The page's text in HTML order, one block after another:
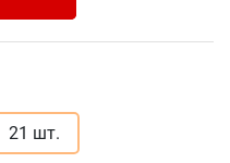
21 шт.